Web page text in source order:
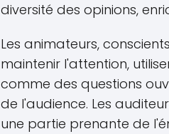
diversité des opinions,
Les animateurs,
maintenir l'attention,
comme des questions
de l'audience. Les
une partie prenante de